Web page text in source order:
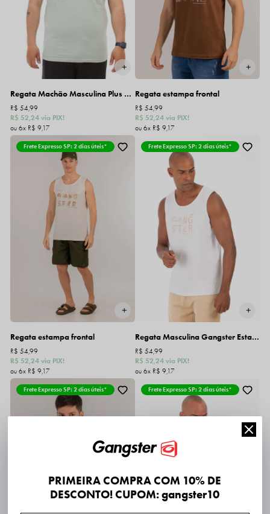
Regata Machão Masculina Plus Size Gangster Estampada
R$ 52,24 via PIX!
R$ 54,99
6x R$ 9,17
Regata estampa frontal
R$ 52,24 via PIX!
R$ 54,99
6x R$ 9,17
Frete Expresso SP: 2 dias úteis*
Regata estampa frontal
R$ 52,24 via PIX!
R$ 54,99
6x R$ 9,17
Frete Expresso SP: 2 dias úteis*
Regata Masculina Gangster Estampada
R$ 52,24 via PIX!
R$ 54,99
6x R$ 9,17
Frete Expresso SP: 2 dias úteis* Frete Expresso SP: 2 dias úteis*
PRIMEIRA COMPRA COM 10% DE
DESCONTO! CUPOM: gangster10